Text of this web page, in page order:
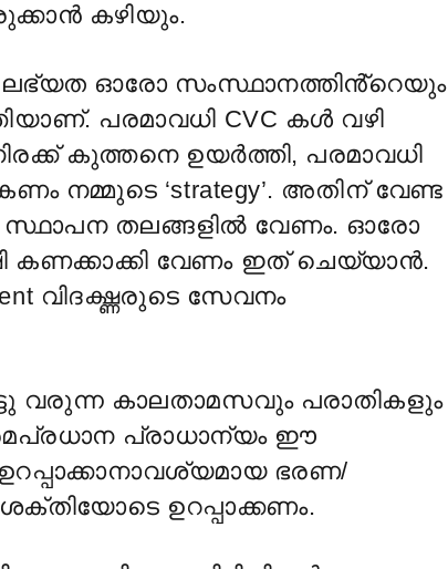
കഴിയും.
ലഭ്യത ഓരോ സംസ്ഥാനത്തിൻ്റെയും
പരമാവധി CVC കൾ വഴി
കുത്തനെ ഉയർത്തി, പരമാവധി
നമ്മുടെ ‘strategy’. അതിന് വേണ്ട
തലങ്ങളിൽ വേണം. ഓരോ
കണക്കാക്കി വേണം ഇത് ചെയ്യാൻ.
വിദഗ്ദ്ധരുടെ സേവനം
വരുന്ന കാലതാമസവും പരാതികളും
പ്രാധാന്യം ഈ
ഭരണ/
ഉറപ്പാക്കണം.